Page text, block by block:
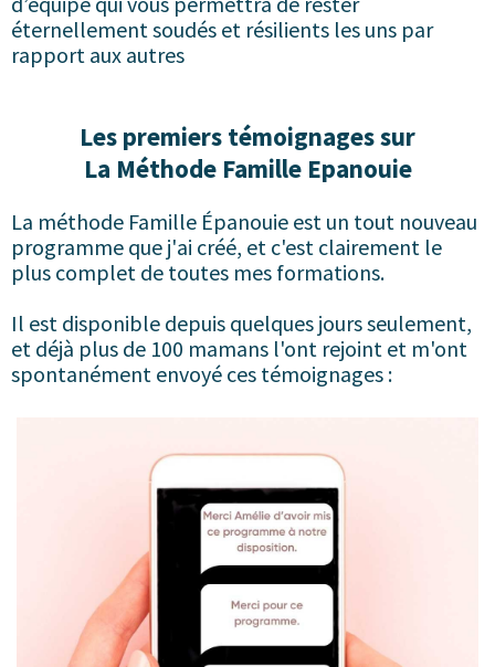
éternellement soudés et résilients les uns par
rapport aux autres
Les premiers témoignages sur
La Méthode Famille Epanouie
La méthode Famille Épanouie est un tout nouveau
programme que j'ai créé, et c'est clairement le
plus complet de toutes mes formations.
Il est disponible depuis quelques jours seulement,
et déjà plus de 100 mamans l'ont rejoint et m'ont
spontanément envoyé ces témoignages :